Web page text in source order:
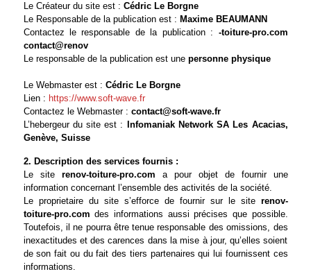
Le Créateur du site est : Cédric Le Borgne
Le Responsable de la publication est : Maxime BEAUMANN
Contactez le responsable de la publication :
Le responsable de la publication est une personne physique
Le Webmaster est : Cédric Le Borgne
Lien : https://www.soft-wave.fr
Contactez le Webmaster :
L’hebergeur du site est :
Infomaniak Network SA Les Acacias,
Genève, Suisse
2. Description des services fournis :
Le site renov-toiture-pro.com a pour objet de fournir une
information concernant l’ensemble des activités de la société.
Le proprietaire du site s’efforce de fournir sur le site renov-
toiture-pro.com des informations aussi précises que possible.
Toutefois, il ne pourra être tenue responsable des omissions, des
inexactitudes et des carences dans la mise à jour, qu’elles soient
de son fait ou du fait des tiers partenaires qui lui fournissent ces
informations.